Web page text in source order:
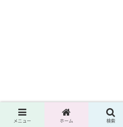
メニュー ホーム 検索